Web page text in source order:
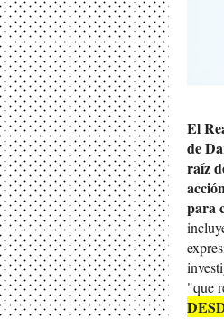
El
de
raíz
para
"que